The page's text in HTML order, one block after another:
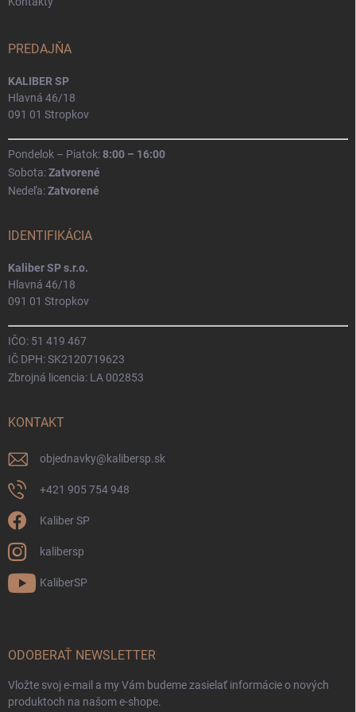
PREDAJŇA
KALIBER SP
Hlavná 46/18
091 01 Stropkov
Pondelok – Piatok:8:00 – 16:00
Sobota:Zatvorené
Nedeľa:Zatvorené
IDENTIFIKÁCIA
Kaliber SP s.r.o.
Hlavná 46/18
091 01 Stropkov
IČO: 51 419 467
IČ DPH: SK2120719623
Zbrojná licencia: LA 002853
KONTAKT
objednavky@kalibersp.sk
+421 905 754 948
Kaliber SP
kalibersp
KaliberSP
ODOBERAŤ NEWSLETTER
Vložte svoj e-mail a my Vám budeme zasielať informácie o nových
produktoch na našom e-shope.